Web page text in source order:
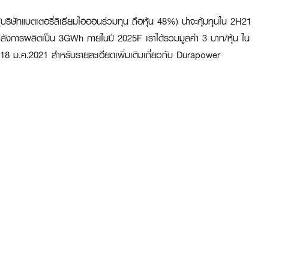
ษัทแบตเตอรี่ลิเธียมไอออนร่วมทุน ถือหุ้น 48%) น่าจะคุ้มทุนใน 2H21
การผลิตเป็น 3GWh ภายในปี 2025F เราได้รวมมูลค่า 3 บาท/หุ้น ใน
ม.ค.2021 สำหรับรายละเอียดเพิ่มเติมเกี่ยวกับ Durapower